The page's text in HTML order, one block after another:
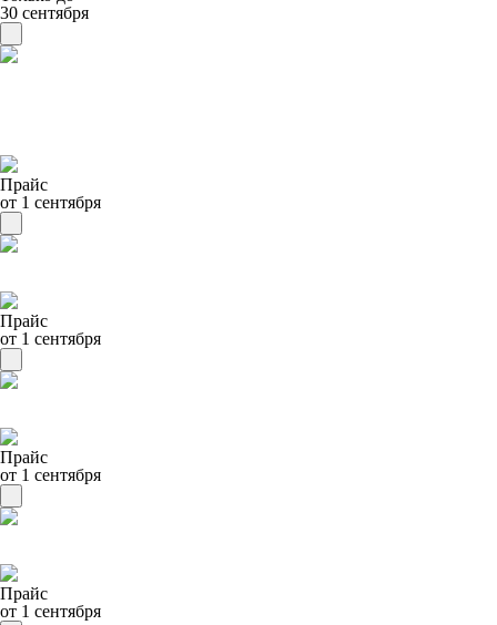
30 сентября
Прайс
от 1 сентября
Прайс
от 1 сентября
Прайс
от 1 сентября
Прайс
от 1 сентября